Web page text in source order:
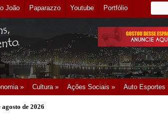
João Paparazzo Youtube Portfólio
» Cultura » Ações Sociais » Auto Esportes
de 2026